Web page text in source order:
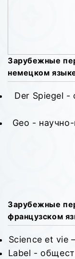
Зарубежные
немецком
Der Spiegel -
Geo -
Зарубежные
французском
Science et vie
Label -